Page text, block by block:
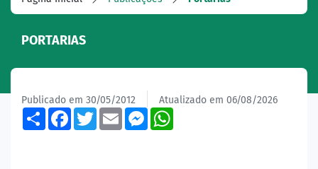
PORTARIAS
Publicado em 30/05/2012 Atualizado em 06/08/2026
ShareFacebook
TwitterEmailMessenger